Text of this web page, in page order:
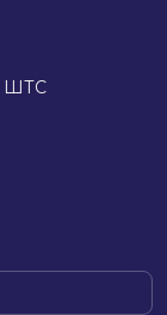
ШТС